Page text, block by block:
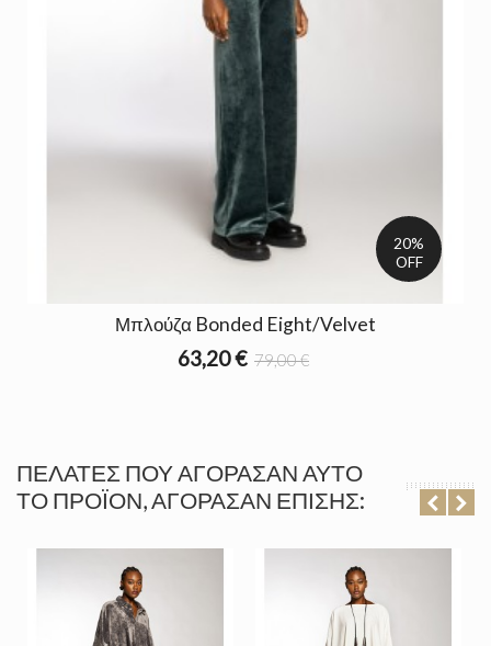
20%
OFF
Μπλούζα Bonded Eight/Velvet
63,20 € 79,00 €
ΠΕΛΆΤΕΣ ΠΟΥ ΑΓΌΡΑΣΑΝ ΑΥΤΌ
ΤΟ ΠΡΟΪΌΝ, ΑΓΌΡΑΣΑΝ ΕΠΊΣΗΣ: